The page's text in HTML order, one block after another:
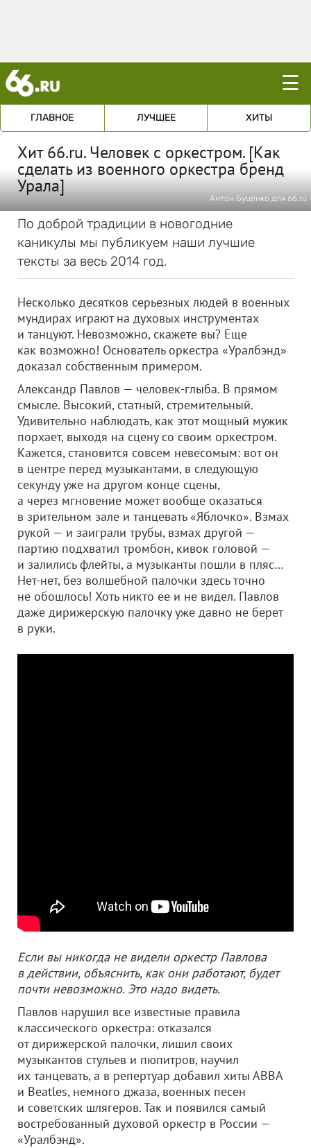
☰
ГЛАВНОЕ ЛУЧШЕЕ ХИТЫ
Хит 66.ru. Человек с оркестром. [Как
сделать из военного оркестра бренд
Урала]
Антон Буценко для 66.ru
По доброй традиции в новогодние
каникулы мы публикуем наши лучшие
тексты за весь 2014 год.
Несколько десятков серьезных людей в военных
мундирах играют на духовых инструментах
и танцуют. Невозможно, скажете вы? Еще
как возможно! Основатель оркестра «Уралбэнд»
доказал собственным примером.
Александр Павлов — человек-глыба. В прямом
смысле. Высокий, статный, стремительный.
Удивительно наблюдать, как этот мощный мужик
порхает, выходя на сцену со своим оркестром.
Кажется, становится совсем невесомым: вот он
в центре перед музыкантами, в следующую
секунду уже на другом конце сцены,
а через мгновение может вообще оказаться
в зрительном зале и танцевать «Яблочко». Взмах
рукой — и заиграли трубы, взмах другой —
партию подхватил тромбон, кивок головой —
и залились флейты, а музыканты пошли в пляс…
Нет-нет, без волшебной палочки здесь точно
не обошлось! Хоть никто ее и не видел. Павлов
даже дирижерскую палочку уже давно не берет
в руки.
Если вы никогда не видели оркестр Павлова
в действии, объяснить, как они работают, будет
почти невозможно. Это надо видеть.
Павлов нарушил все известные правила
классического оркестра: отказался
от дирижерской палочки, лишил своих
музыкантов стульев и пюпитров, научил
их танцевать, а в репертуар добавил хиты АВВА
и Beatles, немного джаза, военных песен
и советских шлягеров. Так и появился самый
востребованный духовой оркестр в России —
«Уралбэнд».